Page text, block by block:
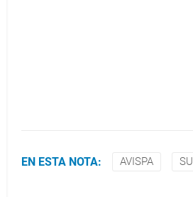
EN ESTA NOTA: AVISPA